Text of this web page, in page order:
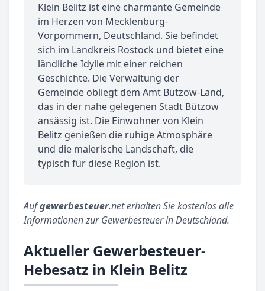
Klein Belitz ist eine charmante Gemeinde
im Herzen von Mecklenburg-
Vorpommern, Deutschland. Sie befindet
sich im Landkreis Rostock und bietet eine
ländliche Idylle mit einer reichen
Geschichte. Die Verwaltung der
Gemeinde obliegt dem Amt Bützow-Land,
das in der nahe gelegenen Stadt Bützow
ansässig ist. Die Einwohner von Klein
Belitz genießen die ruhige Atmosphäre
und die malerische Landschaft, die
typisch für diese Region ist.
Aufgewerbesteuer.net erhalten Sie kostenlos alle
Informationen zur Gewerbesteuer in Deutschland.
Aktueller Gewerbesteuer-
Hebesatz in Klein Belitz